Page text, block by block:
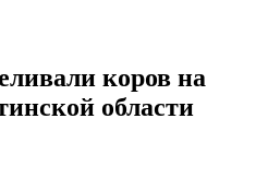
коров на
области